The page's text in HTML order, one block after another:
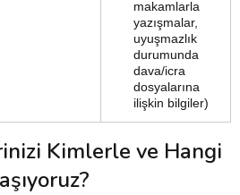
makamlarla
yazışmalar,
uyuşmazlık
durumunda
dava/icra
dosyalarına
ilişkin bilgiler)
Kimlerle ve Hangi